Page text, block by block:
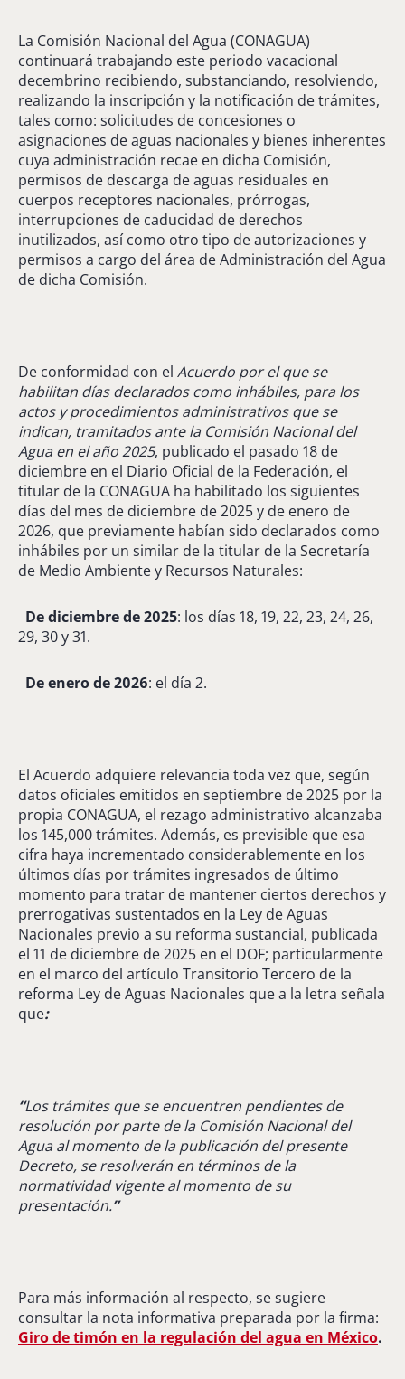
La Comisión Nacional del Agua (CONAGUA)
continuará trabajando este periodo vacacional
decembrino recibiendo, substanciando, resolviendo,
realizando la inscripción y la notificación de trámites,
tales como: solicitudes de concesiones o
asignaciones de aguas nacionales y bienes inherentes
cuya administración recae en dicha Comisión,
permisos de descarga de aguas residuales en
cuerpos receptores nacionales, prórrogas,
interrupciones de caducidad de derechos
inutilizados, así como otro tipo de autorizaciones y
permisos a cargo del área de Administración del Agua
de dicha Comisión.
De conformidad con el Acuerdo por el que se
habilitan días declarados como inhábiles, para los
actos y procedimientos administrativos que se
indican, tramitados ante la Comisión Nacional del
Agua en el año 2025, publicado el pasado 18 de
diciembre en el Diario Oficial de la Federación, el
titular de la CONAGUA ha habilitado los siguientes
días del mes de diciembre de 2025 y de enero de
2026, que previamente habían sido declarados como
inhábiles por un similar de la titular de la Secretaría
de Medio Ambiente y Recursos Naturales:
De diciembre de 2025: los días 18, 19, 22, 23, 24, 26,
29, 30 y 31.
De enero de 2026: el día 2.
El Acuerdo adquiere relevancia toda vez que, según
datos oficiales emitidos en septiembre de 2025 por la
propia CONAGUA, el rezago administrativo alcanzaba
los 145,000 trámites. Además, es previsible que esa
cifra haya incrementado considerablemente en los
últimos días por trámites ingresados de último
momento para tratar de mantener ciertos derechos y
prerrogativas sustentados en la Ley de Aguas
Nacionales previo a su reforma sustancial, publicada
el 11 de diciembre de 2025 en el DOF; particularmente
en el marco del artículo Transitorio Tercero de la
reforma Ley de Aguas Nacionales que a la letra señala
que:
“Los trámites que se encuentren pendientes de
resolución por parte de la Comisión Nacional del
Agua al momento de la publicación del presente
Decreto, se resolverán en términos de la
normatividad vigente al momento de su
presentación.”
Para más información al respecto, se sugiere
consultar la nota informativa preparada por la firma:
Giro de timón en la regulación del agua en México.